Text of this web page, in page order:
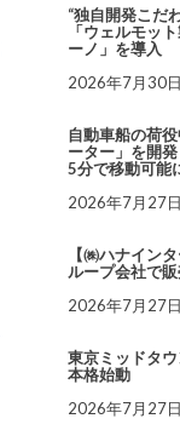
“独自開発こだ
「ウェルモッ
ーノ」を導入
2026年7月30日
自動車船の荷
ーター」を開
5分で移動可能
2026年7月27日
【㈱ハナイン
ループ会社で
2026年7月27日
東京ミッドタ
本格始動
2026年7月27日